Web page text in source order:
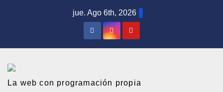
jue. Ago 6th, 2026
La web con programación propia